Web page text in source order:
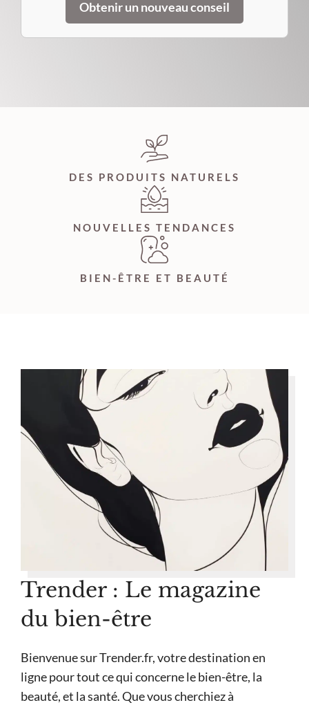
Obtenir un nouveau conseil
DES PRODUITS NATURELS
NOUVELLES TENDANCES
BIEN-ÊTRE ET BEAUTÉ
Trender : Le magazine
du bien-être
Bienvenue sur Trender.fr, votre destination en
ligne pour tout ce qui concerne le bien-être, la
beauté, et la santé. Que vous cherchiez à